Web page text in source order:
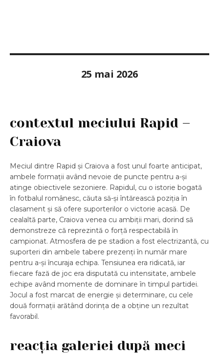
25 mai 2026
contextul meciului Rapid –
Craiova
Meciul dintre Rapid și Craiova a fost unul foarte anticipat,
ambele formații având nevoie de puncte pentru a-și
atinge obiectivele sezoniere. Rapidul, cu o istorie bogată
în fotbalul românesc, căuta să-și întărească poziția în
clasament și să ofere suporterilor o victorie acasă. De
cealaltă parte, Craiova venea cu ambiții mari, dorind să
demonstreze că reprezintă o forță respectabilă în
campionat. Atmosfera de pe stadion a fost electrizantă, cu
suporteri din ambele tabere prezenți în număr mare
pentru a-și încuraja echipa. Tensiunea era ridicată, iar
fiecare fază de joc era disputată cu intensitate, ambele
echipe având momente de dominare în timpul partidei.
Jocul a fost marcat de energie și determinare, cu cele
două formații arătând dorința de a obține un rezultat
favorabil.
reacția galeriei după meci